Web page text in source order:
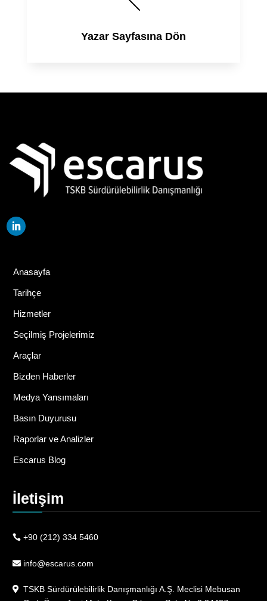
Yazar Sayfasına Dön
Anasayfa
Tarihçe
Hizmetler
Seçilmiş Projelerimiz
Araçlar
Bizden Haberler
Medya Yansımaları
Basın Duyurusu
Raporlar ve Analizler
Escarus Blog
İletişim
+90 (212) 334 5460
info@escarus.com
TSKB Sürdürülebilirlik Danışmanlığı A.Ş. Meclisi Mebusan